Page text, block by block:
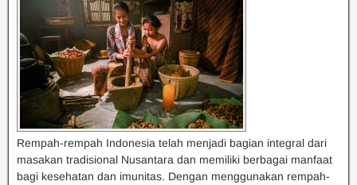
Rempah-rempah Indonesia telah menjadi bagian integral dari
masakan tradisional Nusantara dan memiliki berbagai manfaat
bagi kesehatan dan imunitas. Dengan menggunakan rempah-